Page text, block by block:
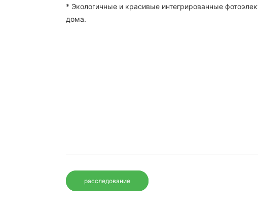
* Экологичные и красивые интегрированные
дома.
расследование